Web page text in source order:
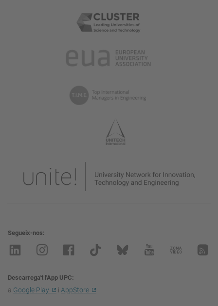
Segueix-nos
Descarrega't l'App UPC
a Google Play i AppStore